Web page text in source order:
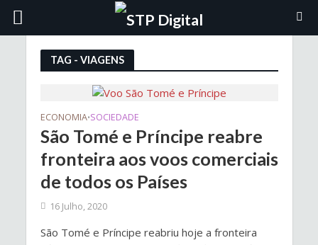
TAG - VIAGENS
ECONOMIA•SOCIEDADE
São Tomé e Príncipe reabre
fronteira aos voos comerciais
de todos os Países
16 Julho, 2020
São Tomé e Príncipe reabriu hoje a fronteira